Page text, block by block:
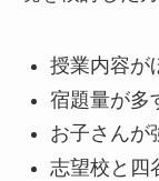
授業内容が
宿題量が多
お子さんが
志望校と四